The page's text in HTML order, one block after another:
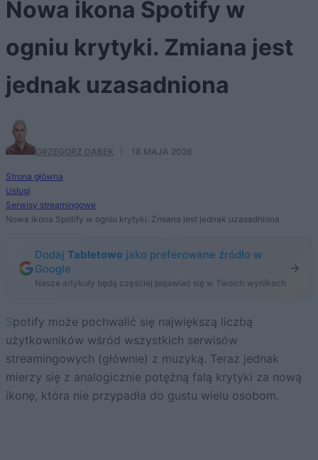
Nowa ikona Spotify w
ogniu krytyki. Zmiana jest
jednak uzasadniona
GRZEGORZ DĄBEK 18 MAJA 2026
Strona główna
Usługi
Serwisy streamingowe
Nowa ikona Spotify w ogniu krytyki. Zmiana jest jednak uzasadniona
Dodaj Tabletowo jako preferowane źródło w
Google
Nasze artykuły będą częściej pojawiać się w Twoich wynikach
Spotify może pochwalić się największą liczbą
użytkowników wśród wszystkich serwisów
streamingowych (głównie) z muzyką. Teraz jednak
mierzy się z analogicznie potężną falą krytyki za nową
ikonę, która nie przypadła do gustu wielu osobom.